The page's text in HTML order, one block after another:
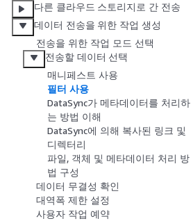
다른 클라우드 스토리지로 간 전송
데이터 전송을 위한 작업 생성
전송을 위한 작업 모드 선택
전송할 데이터 선택
매니페스트 사용
필터 사용
DataSync가 메타데이터를 처리하
는 방법 이해
DataSync에 의해 복사된 링크 및
디렉터리
파일, 객체 및 메타데이터 처리 방
법 구성
데이터 무결성 확인
대역폭 제한 설정
사용자 작업 예약